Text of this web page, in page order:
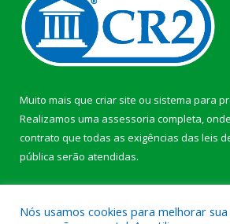
Muito mais que criar site ou sistema para
Realizamos uma assessoria completa,
contrato que todas as exigências das leis
pública serão atendidas.
Nós usamos cookies para melhorar